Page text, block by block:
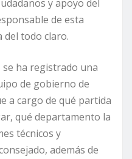
y apoyo del
de esta
del todo claro.
se ha registrado una
de gobierno de
a cargo de qué partida
qué departamento la
técnicos y
además de